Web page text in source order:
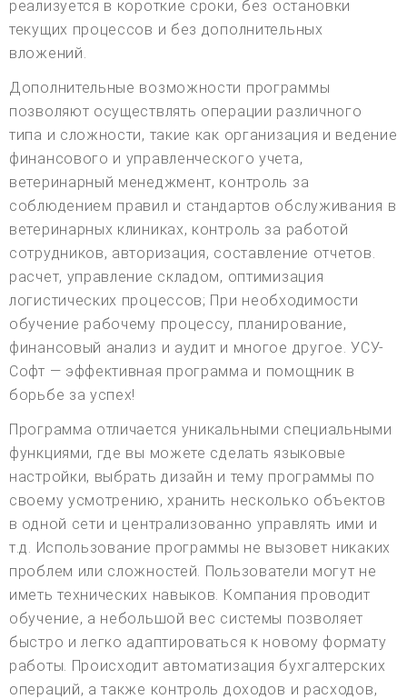
реализуется в короткие сроки, без остановки
текущих процессов и без дополнительных
вложений.
Дополнительные возможности программы
позволяют осуществлять операции различного
типа и сложности, такие как организация и ведение
финансового и управленческого учета,
ветеринарный менеджмент, контроль за
соблюдением правил и стандартов обслуживания в
ветеринарных клиниках, контроль за работой
сотрудников, авторизация, составление отчетов.
расчет, управление складом, оптимизация
логистических процессов; При необходимости
обучение рабочему процессу, планирование,
финансовый анализ и аудит и многое другое. УСУ-
Софт — эффективная программа и помощник в
борьбе за успех!
Программа отличается уникальными специальными
функциями, где вы можете сделать языковые
настройки, выбрать дизайн и тему программы по
своему усмотрению, хранить несколько объектов
в одной сети и централизованно управлять ими и
т.д. Использование программы не вызовет никаких
проблем или сложностей. Пользователи могут не
иметь технических навыков. Компания проводит
обучение, а небольшой вес системы позволяет
быстро и легко адаптироваться к новому формату
работы. Происходит автоматизация бухгалтерских
операций, а также контроль доходов и расходов,